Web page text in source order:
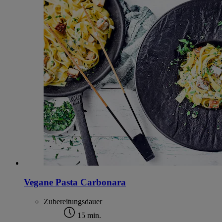
Vegane Pasta Carbonara
Zubereitungsdauer
15 min.